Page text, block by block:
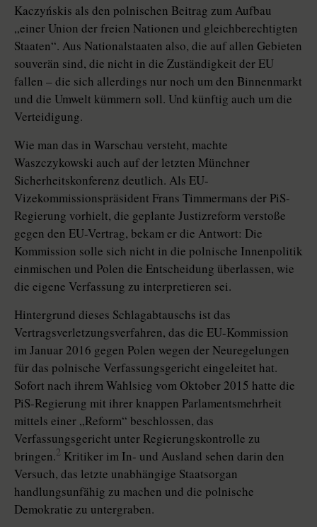
Kaczyńskis als den polnischen Beitrag zum Aufbau
„einer Union der freien Nationen und gleichberechtigten
Staaten“. Aus Nationalstaaten also, die auf allen Gebieten
souverän sind, die nicht in die Zuständigkeit der EU
fallen – die sich allerdings nur noch um den Binnenmarkt
und die Umwelt kümmern soll. Und künftig auch um die
Verteidigung.
Wie man das in Warschau versteht, machte
Waszczykowski auch auf der letzten Münchner
Sicherheitskonferenz deutlich. Als EU-
Vizekommissionspräsident Frans Timmermans der PiS-
Regierung vorhielt, die geplante Justizreform verstoße
gegen den EU-Vertrag, bekam er die Antwort: Die
Kommission solle sich nicht in die polnische Innenpolitik
einmischen und Polen die Entscheidung überlassen, wie
die eigene Verfassung zu interpretieren sei.
Hintergrund dieses Schlagabtauschs ist das
Vertragsverletzungsverfahren, das die EU-Kommission
im Januar 2016 gegen Polen wegen der Neuregelungen
für das polnische Verfassungsgericht eingeleitet hat.
Sofort nach ihrem Wahlsieg vom Oktober 2015 hatte die
PiS-Regierung mit ihrer knappen Parlamentsmehrheit
mittels einer „Reform“ beschlossen, das
Verfassungsgericht unter Regierungskontrolle zu
bringen.2 Kritiker im In- und Ausland sehen darin den
Versuch, das letzte unabhängige Staatsorgan
handlungsunfähig zu machen und die polnische
Demokratie zu untergraben.